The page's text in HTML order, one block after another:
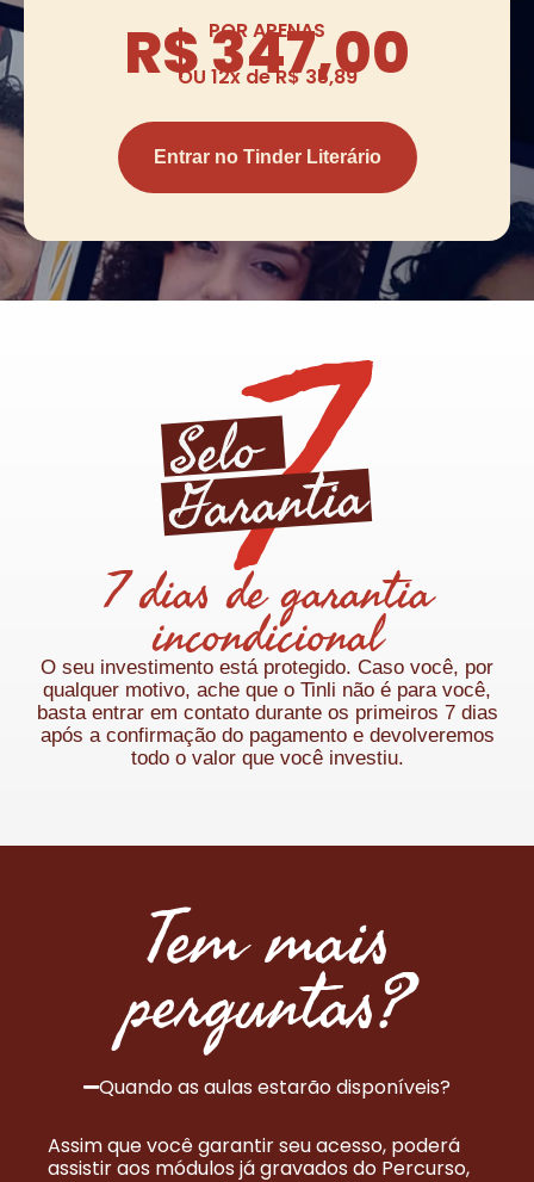
POR APENAS
R$ 347,00
OU 12x de R$ 35,89
Entrar no Tinder Literário
7 dias de garantia
incondicional
O seu investimento está protegido. Caso você, por
qualquer motivo, ache que o Tinli não é para você,
basta entrar em contato durante os primeiros 7 dias
após a confirmação do pagamento e devolveremos
todo o valor que você investiu.
Tem mais
perguntas?
Quando as aulas estarão disponíveis?
Assim que você garantir seu acesso, poderá
assistir aos módulos já gravados do Percurso,